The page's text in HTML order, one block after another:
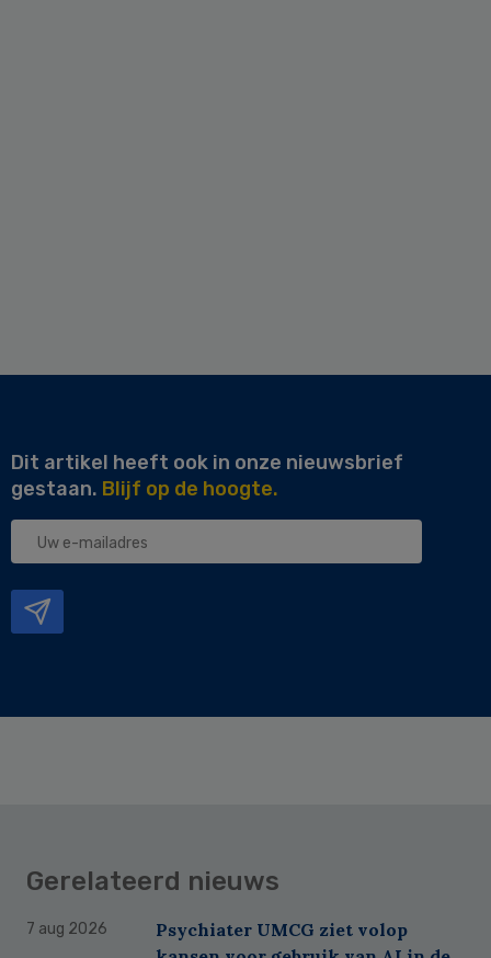
Dit artikel heeft ook in onze nieuwsbrief
gestaan. Blijf op de hoogte.
Uw
Gerelateerd nieuws
7 aug 2026
Psychiater UMCG ziet volop